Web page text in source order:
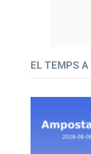
EL TEMPS